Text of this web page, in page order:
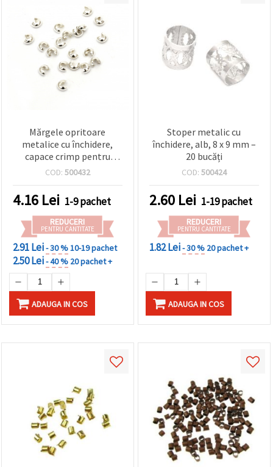
Mărgele opritoare
metalice cu închidere,
capace crimp pentru
noduri, 3,2x2,2 mm,
albă, pachet 50 buc.
COD: 500432
4.16 Lei 1-9 pachet
REDUCERI
PENTRU CANTITATE
2.91 Lei- 30 %10-19 pachet
2.50 Lei- 40 % 20 pachet +
ADAUGA IN COS
Stoper metalic cu
închidere, alb, 8 x 9 mm –
20 bucăți
COD: 500424
2.60 Lei 1-19 pachet
REDUCERI
PENTRU CANTITATE
1.82 Lei- 30 % 20 pachet +
ADAUGA IN COS